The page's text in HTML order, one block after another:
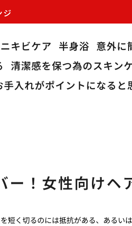
ジ
キビケア 半身浴 意外に
清潔感を保つ為のスキン
入れがポイントになると
ー！女性向けヘ
短く切るのには抵抗がある、あるい